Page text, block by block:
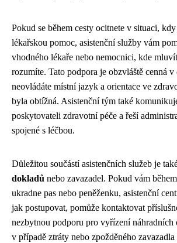
Pokud se během cesty ocitnete v situaci,
lékařskou pomoc, asistenční služby vám
vhodného lékaře nebo nemocnici, kde
rozumíte. Tato podpora je obzvláště cenná v
neovládáte místní jazyk a orientace ve
byla obtížná. Asistenční tým také
poskytovateli zdravotní péče a řeší
spojené s léčbou.
Důležitou součástí asistenčních služeb je
dokladů nebo zavazadel. Pokud vám
ukradne pas nebo peněženku, asistenční
jak postupovat, pomůže kontaktovat
nezbytnou podporu pro vyřízení náhradních
v případě ztráty nebo zpožděného zavazadla